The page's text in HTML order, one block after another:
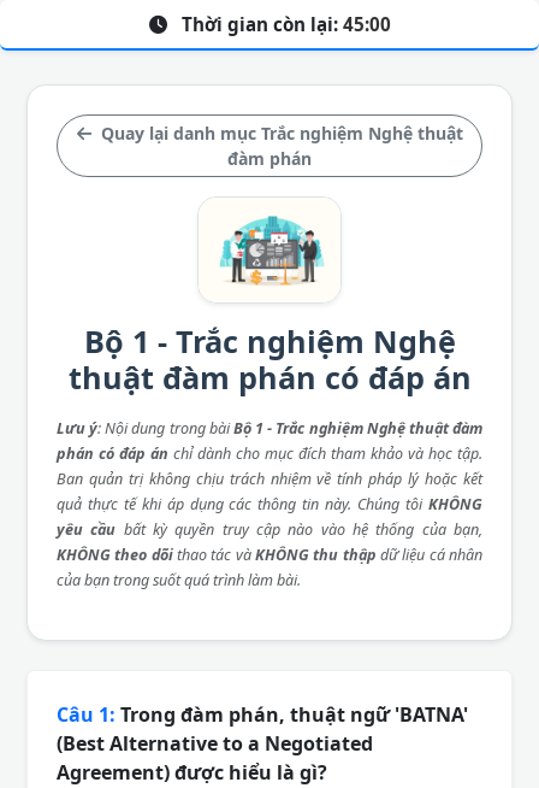
Quay lại danh mục Trắc nghiệm Nghệ thuật
đàm phán
Bộ 1 - Trắc nghiệm Nghệ
thuật đàm phán có đáp án
Lưu ý: Nội dung trong bàiBộ 1 - Trắc nghiệm Nghệ thuật đàm
phán có đáp án chỉ dành cho mục đích tham khảo và học tập.
Ban quản trị không chịu trách nhiệm về tính pháp lý hoặc kết
quả thực tế khi áp dụng các thông tin này. Chúng tôi KHÔNG
yêu cầu bất kỳ quyền truy cập nào vào hệ thống của bạn,
KHÔNG theo dõithao tác vàKHÔNG thu thập dữ liệu cá nhân
của bạn trong suốt quá trình làm bài.
Thời gian còn lại: 45:00
Câu 1: Trong đàm phán, thuật ngữ 'BATNA'
(Best Alternative to a Negotiated
Agreement) được hiểu là gì?